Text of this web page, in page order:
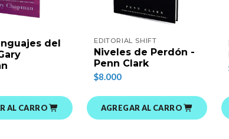
del
AL CARRO
EDITORIAL SHIFT
Niveles de Perdón -
Penn Clark
$8.000
AGREGAR AL CARRO